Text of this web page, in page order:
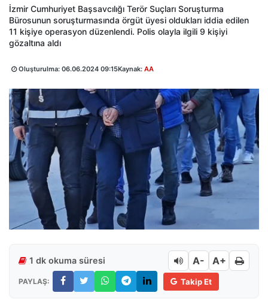
İzmir Cumhuriyet Başsavcılığı Terör Suçları Soruşturma
Bürosunun soruşturmasında örgüt üyesi oldukları iddia edilen
11 kişiye operasyon düzenlendi. Polis olayla ilgili 9 kişiyi
gözaltına aldı
Oluşturulma: 06.06.2024 09:15Kaynak: AA
1 dk okuma süresi A- A+
PAYLAŞ: Takip Et